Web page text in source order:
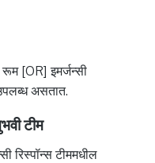
[OR] इमर्जन्सी
असतात.
टीम
रिस्पॉन्स टीममधील